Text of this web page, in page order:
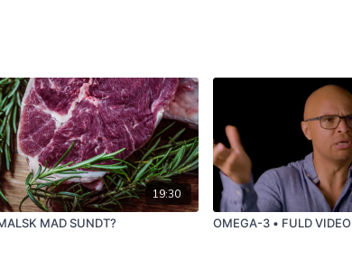
19:30
MAD SUNDT?
OMEGA-3 • FULD VIDEO